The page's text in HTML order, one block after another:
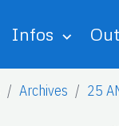
Infos
Archives 25